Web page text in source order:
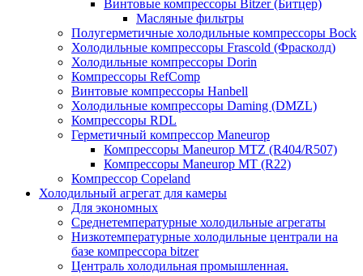
Винтовые компрессоры Bitzer (Битцер)
Масляные фильтры
Полугерметичные холодильные компрессоры Bock
Холодильные компрессоры Frascold (Фрасколд)
Холодильные компрессоры Dorin
Компрессоры RefComp
Винтовые компрессоры Hanbell
Холодильные компрессоры Daming (DMZL)
Компрессоры RDL
Герметичный компрессор Maneurop
Компрессоры Maneurop MTZ (R404/R507)
Компрессоры Maneurop MT (R22)
Компрессор Copeland
Холодильный агрегат для камеры
Для экономных
Среднетемпературные холодильные агрегаты
Низкотемпературные холодильные централи на
базе компрессора bitzer
Централь холодильная промышленная.